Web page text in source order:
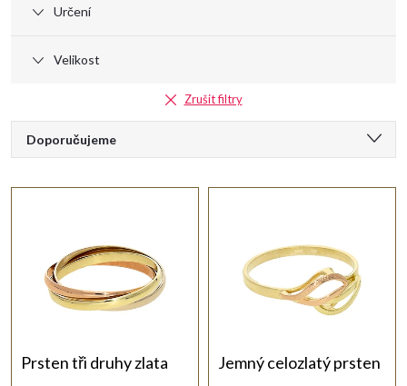
Určení
Velikost
Zrušit filtry
Ř
a
Doporučujeme
Nejprodávanější
Abecedně
Prsten tři druhy zlata Jemný celozlatý prsten